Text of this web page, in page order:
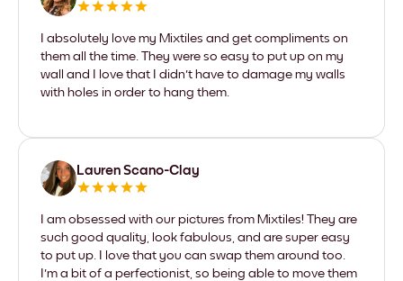
I absolutely love my Mixtiles and get compliments on
them all the time. They were so easy to put up on my
wall and I love that I didn't have to damage my walls
with holes in order to hang them.
Lauren Scano-Clay
I am obsessed with our pictures from Mixtiles! They are
such good quality, look fabulous, and are super easy
to put up. I love that you can swap them around too.
I'm a bit of a perfectionist, so being able to move them